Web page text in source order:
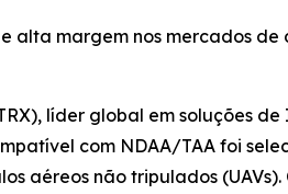
margem nos mercados de
líder global em soluções
com NDAA/TAA foi
aéreos não tripulados